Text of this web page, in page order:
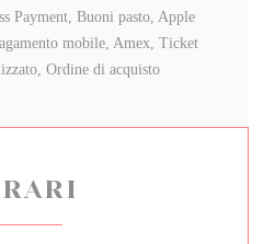
Payment, Buoni pasto, Apple
mobile, Amex, Ticket
Ordine di acquisto